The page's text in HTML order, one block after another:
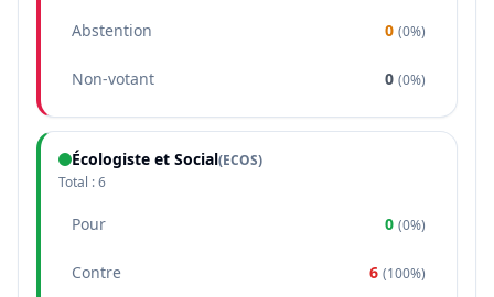
Abstention 0 (0%)
Non-votant 0 (0%)
Écologiste et Social(ECOS)
Total :6
Pour 0 (0%)
Contre 6 (100%)